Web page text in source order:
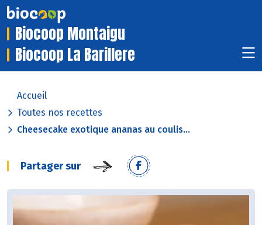
Biocoop Montaigu
Biocoop La Barillere
Accueil
Toutes nos recettes
Cheesecake exotique ananas au coulis...
Partager sur